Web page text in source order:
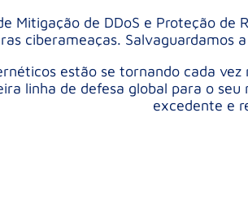
Mitigação de DDoS e Proteção
ciberameaças. Salvaguardamos
estão se tornando cada
linha de defesa global para o
excedente e